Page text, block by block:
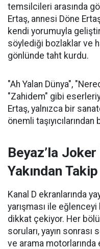
temsilcileri arasında
Ertaş, annesi Döne
kendi yorumuyla
söylediği bozlaklar ve
gönlünde taht kurdu.
"Ah Yalan Dünya",
"Zahidem" gibi
Ertaş, yalnızca bir
önemli
Beyaz’la
Yakından
Kanal D ekranlarında
yarışması ile
dikkat çekiyor. Her
soruları, yayın
ve arama motorlarında